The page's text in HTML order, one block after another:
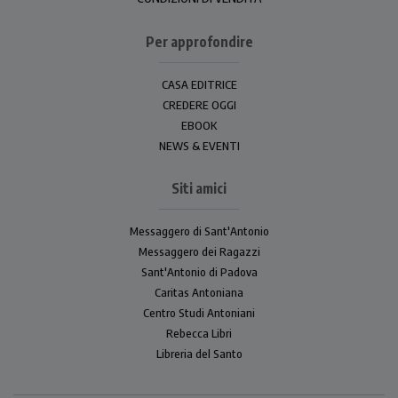
Per approfondire
CASA EDITRICE
CREDERE OGGI
EBOOK
NEWS & EVENTI
Siti amici
Messaggero di Sant'Antonio
Messaggero dei Ragazzi
Sant'Antonio di Padova
Caritas Antoniana
Centro Studi Antoniani
Rebecca Libri
Libreria del Santo